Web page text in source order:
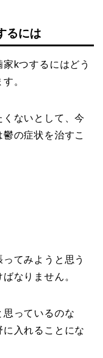
るには
kつするにはどう
。
ないとして、今
の症状を治すこ
てみようと思う
なりません。
っているのな
入れることにな